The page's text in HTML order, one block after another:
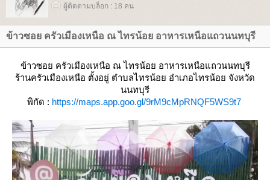
ผู้ติดตามบล็อก : 18 คน
ข้าวซอย ครัวเมืองเหนือ ณ ไทรน้อย อาหารเหนือแถวนนทบุรี
ข้าวซอย ครัวเมืองเหนือ ณ ไทรน้อย อาหารเหนือแถวนนทบุรี
ร้านครัวเมืองเหนือ ตั้งอยู่ ตำบลไทรน้อย อำเภอไทรน้อย จังหวัด
นนทบุรี
พิกัด : https://maps.app.goo.gl/9rM9cMpRNQF5WS9t7